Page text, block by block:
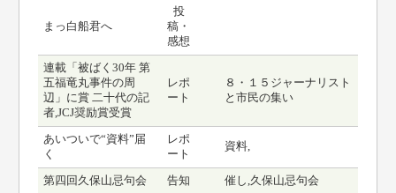
まっ白船君へ
投
稿・
感想
連載「被ばく30年 第
五福竜丸事件の周
辺」に賞 二十代の記
者,JCJ奨励賞受賞
レポ
ート
８・１５ジャーナリスト
と市民の集い
あいついで“資料”届
く
レポ
ート
資料,
第四回久保山忌句会 告知 催し,久保山忌句会